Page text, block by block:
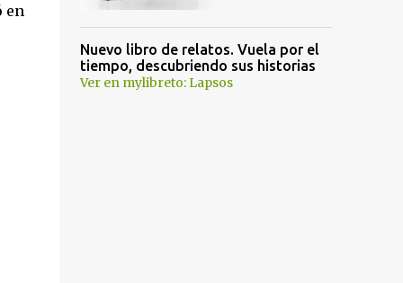
en
Nuevo libro de relatos. Vuela por el
tiempo, descubriendo sus historias
Ver en mylibreto: Lapsos